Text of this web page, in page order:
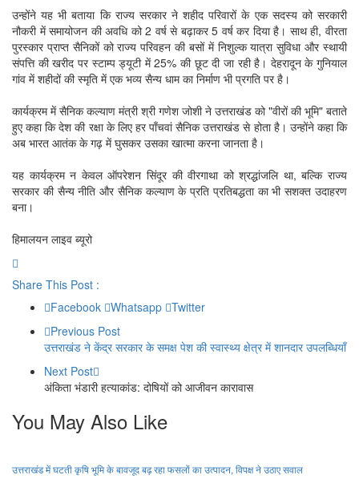
उन्होंने यह भी बताया कि राज्य सरकार ने शहीद परिवारों के एक सदस्य को सरकारी
नौकरी में समायोजन की अवधि को 2 वर्ष से बढ़ाकर 5 वर्ष कर दिया है। साथ ही, वीरता
पुरस्कार प्राप्त सैनिकों को राज्य परिवहन की बसों में निशुल्क यात्रा सुविधा और स्थायी
संपत्ति की खरीद पर स्टाम्प ड्यूटी में 25% की छूट दी जा रही है। देहरादून के गुनियाल
गांव में शहीदों की स्मृति में एक भव्य सैन्य धाम का निर्माण भी प्रगति पर है।
कार्यक्रम में सैनिक कल्याण मंत्री श्री गणेश जोशी ने उत्तराखंड को "वीरों की भूमि" बताते
हुए कहा कि देश की रक्षा के लिए हर पाँचवां सैनिक उत्तराखंड से होता है। उन्होंने कहा कि
अब भारत आतंक के गढ़ में घुसकर उसका खात्मा करना जानता है।
यह कार्यक्रम न केवल ऑपरेशन सिंदूर की वीरगाथा को श्रद्धांजलि था, बल्कि राज्य
सरकार की सैन्य नीति और सैनिक कल्याण के प्रति प्रतिबद्धता का भी सशक्त उदाहरण
बना।
हिमालयन लाइव ब्यूरो
Share This Post :
Facebook Whatsapp Twitter
Previous Post
उत्तराखंड ने केंद्र सरकार के समक्ष पेश की स्वास्थ्य क्षेत्र में शानदार उपलब्धियाँ
Next Post
अंकिता भंडारी हत्याकांड: दोषियों को आजीवन कारावास
You May Also Like
उत्तराखंड में घटती कृषि भूमि के बावजूद बढ़ रहा फसलों का उत्पादन, विपक्ष ने उठाए सवाल